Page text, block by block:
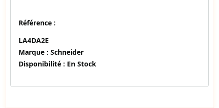
Référence :
LA4DA2E
Marque : Schneider
Disponibilité : En Stock